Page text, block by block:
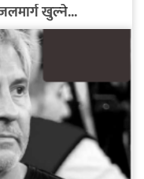
खुल्ने...